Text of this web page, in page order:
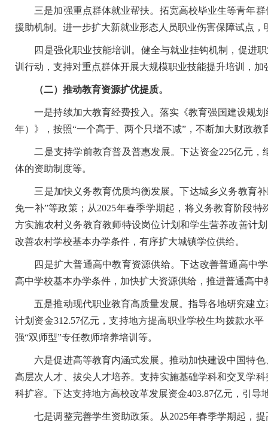
三是加强重点群体就业帮扶。拓宽高校毕业生等青年群
援助机制。进一步扩大新就业形态人员职业伤害保障试点
四是强化职业技能培训。健全与就业挂钩机制，促进职
训行动，支持对重点群体开展大规模职业技能提升培训，
（二）推动教育资源扩优提质。
一是持续加大教育经费投入。落实《教育强国建设规划
年）》，按照“一个高于、两个只增不减”，不断加大财政
二是支持学前教育普及普惠发展。下达资金225亿元，
体的资助制度等。
三是加快义务教育优质均衡发展。下达城乡义务教育补
免一补”等政策；从2025年春季学期起，将义务教育阶段
方实施农村义务教育教师特设岗位计划和学生营养改善计
改善农村学校基本办学条件，有序扩大城镇学位供给。
四是扩大普通高中教育资源供给。下达改善普通高中学
高中学校基本办学条件，加快扩大资源供给，推进普通高中
五是推动现代职业教育高质量发展。指导各地研究建立
计划资金312.57亿元，支持地方提高职业学校生均拨款水
强“双师型”专任教师培养培训等。
六是促进高等教育内涵式发展。推动加快建设中国特色
高层次人才、拔尖人才培养。支持实施基础学科和交叉学
科扩容。下达支持地方高校改革发展资金403.87亿元，引
七是调整完善学生资助政策。从2025年春季学期起，提